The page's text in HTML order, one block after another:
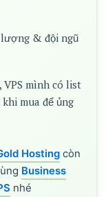
& đội ngũ
VPS mình có list
mua để ủng
Hosting còn
Business
nhé